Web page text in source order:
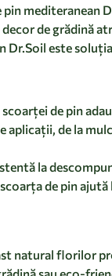
mediteranean
de grădină
este soluția
de pin
de la
la
de pin
natural florilor